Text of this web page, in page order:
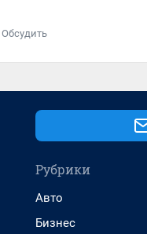
Обсудить
Рубрики
Авто
Бизнес